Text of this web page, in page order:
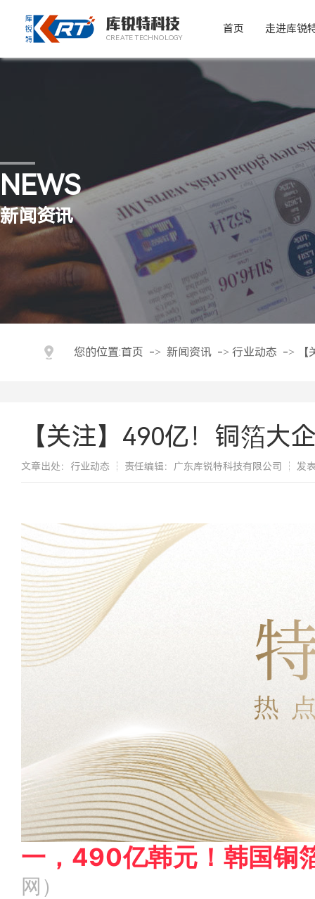
库锐特科技
CREATE TECHNOLOGY
首页 走进库锐
NEWS
新闻资讯
您的位置:首页 -> 新闻资讯 -> 行业动态 ->
【关注】490亿！铜箔大
文章出处：行业动态 责任编辑：广东库锐特科技有限公司 发
一，490亿韩元！韩国铜
网 ）